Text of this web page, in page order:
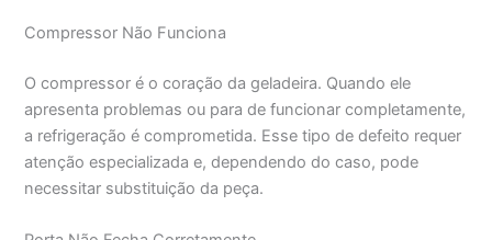
Compressor Não Funciona
O compressor é o coração da geladeira. Quando ele
apresenta problemas ou para de funcionar completamente,
a refrigeração é comprometida. Esse tipo de defeito requer
atenção especializada e, dependendo do caso, pode
necessitar substituição da peça.